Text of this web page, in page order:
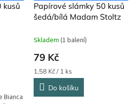
kusů
Bianca
Papírové slámky 50 kusů
šedá/bílá Madam Stoltz
Skladem (1 balení)
79 Kč
Měrná
cena:
1,58 Kč / 1 ks
Do košíku